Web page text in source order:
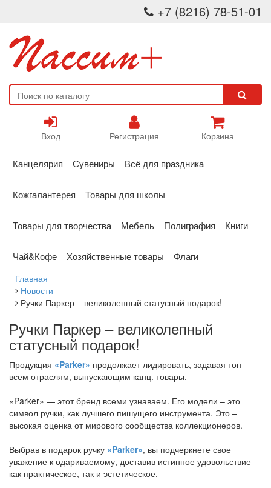
+7 (8216) 78-51-01
Вход Регистрация Корзина
Канцелярия Сувениры Всё для праздника
Кожгалантерея Товары для школы
Товары для творчества Мебель Полиграфия Книги
Чай&Кофе Хозяйственные товары Флаги
Главная
Новости
Ручки Паркер – великолепный статусный подарок!
Ручки Паркер – великолепный
статусный подарок!
Продукция «Parker» продолжает лидировать, задавая тон
всем отраслям, выпускающим канц. товары.
«Parker» — этот бренд всеми узнаваем. Его модели – это
символ ручки, как лучшего пишущего инструмента. Это –
высокая оценка от мирового сообщества коллекционеров.
Выбрав в подарок ручку «Parker», вы подчеркнете свое
уважение к одариваемому, доставив истинное удовольствие
как практическое, так и эстетическое.